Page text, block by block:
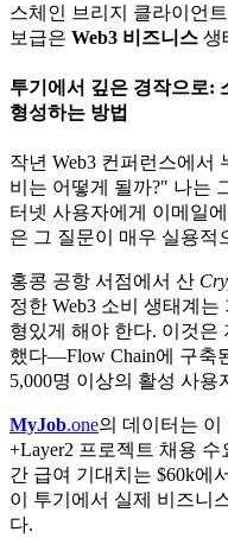
스체인 브리지 클라이언
보급은 Web3 비즈니스 생
투기에서 깊은 경작으로:
형성하는 방법
작년 Web3 컨퍼런스에서
비는 어떻게 될까?" 나는
터넷 사용자에게 이메일
은 그 질문이 매우 실용적
홍콩 공항 서점에서 산
정한 Web3 소비 생태계
형있게 해야 한다. 이것은
했다—Flow Chain에 구축
5,000명 이상의 활성 사
MyJob.one의 데이터는
+Layer2 프로젝트 채용
간 급여 기대치는 $60k에
이 투기에서 실제 비즈니
다.